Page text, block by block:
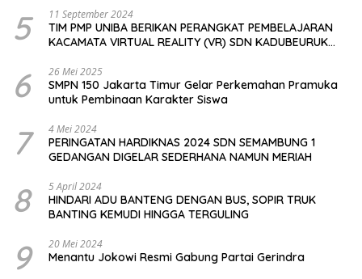
5 11 September 2024
TIM PMP UNIBA BERIKAN PERANGKAT PEMBELAJARAN
KACAMATA VIRTUAL REALITY (VR) SDN KADUBEURUK
6 26 Mei 2025
SMPN 150 Jakarta Timur Gelar Perkemahan Pramuka
untuk Pembinaan Karakter Siswa
7 4 Mei 2024
PERINGATAN HARDIKNAS 2024 SDN SEMAMBUNG 1
GEDANGAN DIGELAR SEDERHANA NAMUN MERIAH
8 5 April 2024
HINDARI ADU BANTENG DENGAN BUS, SOPIR TRUK
BANTING KEMUDI HINGGA TERGULING
9 20 Mei 2024
Menantu Jokowi Resmi Gabung Partai Gerindra